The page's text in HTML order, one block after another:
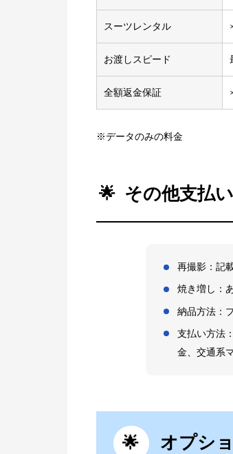
スーツレンタル
お渡しスピード
全額返金保証
※データのみの料金
その他支払
再撮影：記
焼き増し：
納品方法：
支払い方法
金、交通系
オプシ